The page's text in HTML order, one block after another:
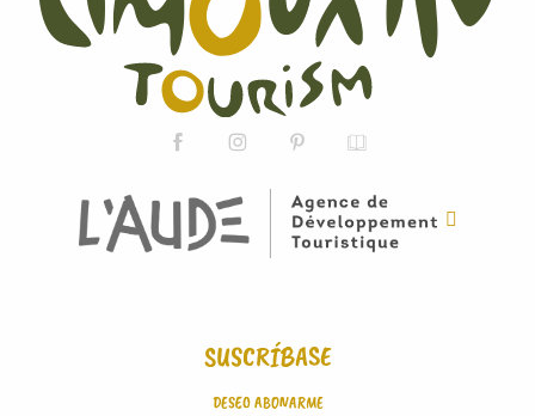
SUSCRÍBASE
DESEO ABONARME